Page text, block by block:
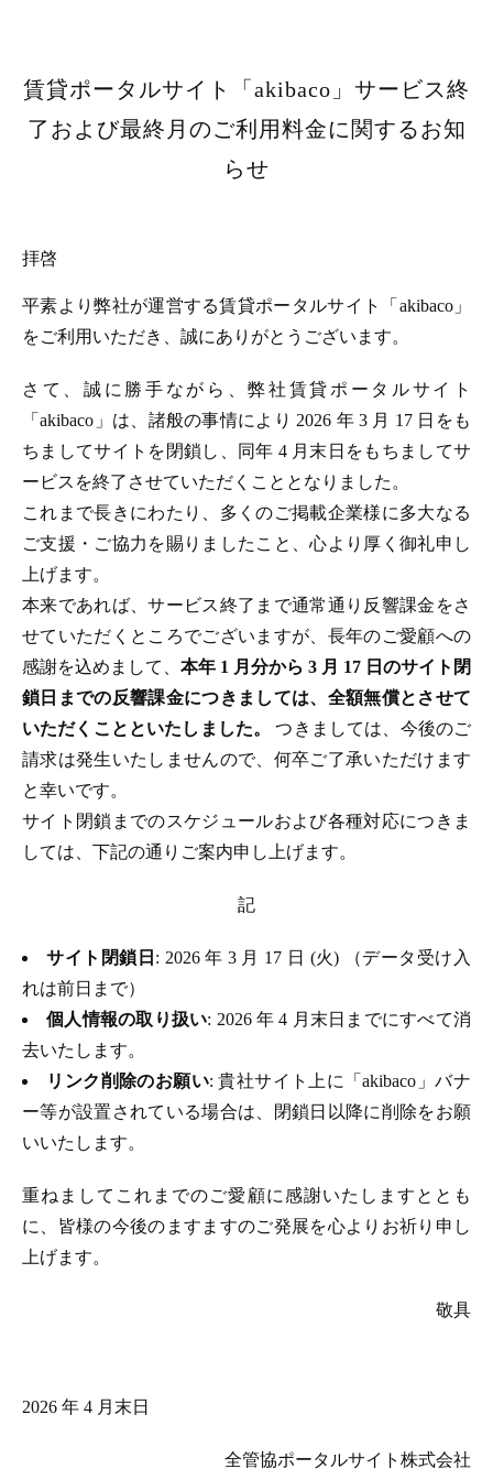
賃貸ポータルサイト「akibaco」サービス終
了および最終月のご利用料金に関するお知
らせ
拝啓
平素より弊社が運営する賃貸ポータルサイト「akibaco」
をご利用いただき、誠にありがとうございます。
さて、誠に勝手ながら、弊社賃貸ポータルサイト
「akibaco」は、諸般の事情により 2026 年 3 月 17 日をも
ちましてサイトを閉鎖し、同年 4 月末日をもちましてサ
ービスを終了させていただくこととなりました。
これまで長きにわたり、多くのご掲載企業様に多大なる
ご支援・ご協力を賜りましたこと、心より厚く御礼申し
上げます。
本来であれば、サービス終了まで通常通り反響課金をさ
せていただくところでございますが、長年のご愛顧への
感謝を込めまして、 本年 1 月分から 3 月 17 日のサイト閉
鎖日までの反響課金につきましては、全額無償とさせて
いただくことといたしました。つきましては、今後のご
請求は発生いたしませんので、何卒ご了承いただけます
と幸いです。
サイト閉鎖までのスケジュールおよび各種対応につきま
しては、下記の通りご案内申し上げます。
記
サイト閉鎖日 : 2026 年 3 月 17 日 (火) （データ受け入
れは前日まで）
個人情報の取り扱い: 2026 年 4 月末日までにすべて消
去いたします。
リンク削除のお願い: 貴社サイト上に「akibaco」バナ
ー等が設置されている場合は、閉鎖日以降に削除をお願
いいたします。
重ねましてこれまでのご愛顧に感謝いたしますととも
に、皆様の今後のますますのご発展を心よりお祈り申し
上げます。
敬具
2026 年 4 月末日
全管協ポータルサイト株式会社